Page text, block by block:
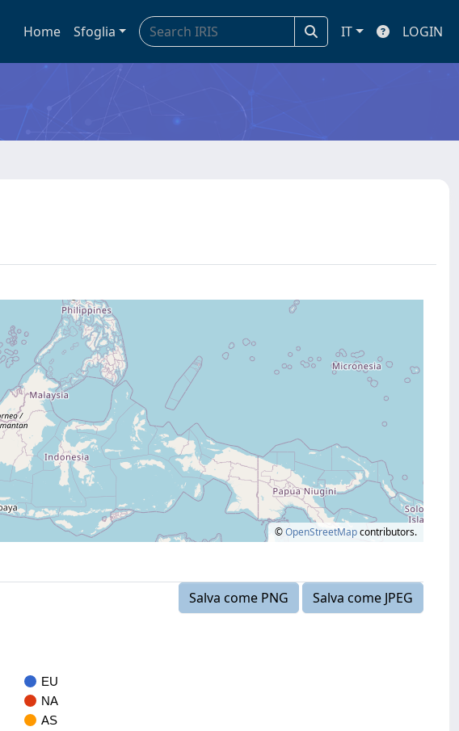
Home Sfoglia IT LOGIN
©OpenStreetMapcontributors.
Salva come PNG
Salva come JPEG
EU
NA
AS